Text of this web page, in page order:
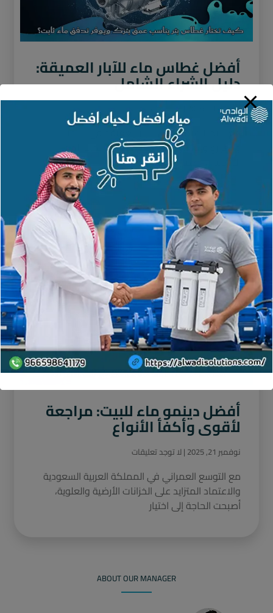
أفضل غطاس ماء للآبار العميقة:
دليل الشراء الشامل
نوفمبر 21, 2025 لا توجد تعليقات
مع تزايد الاعتماد على الآبار العميقة في البيوت
والمزارع والاستراحات، أصبح غطاس الماء الجهاز
الأساسي لضمان استخراج
أفضل دينمو ماء للبيت: مراجعة
لأقوى وأكفأ الأنواع
نوفمبر 21, 2025 لا توجد تعليقات
مع التوسع العمراني في المملكة العربية السعودية
والاعتماد المتزايد على الخزانات الأرضية والعلوية،
أصبحت الحاجة إلى اختيار
ABOUT OUR MANAGER